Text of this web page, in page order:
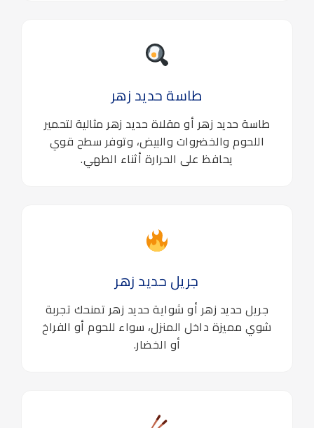
طاسة حديد زهر
طاسة حديد زهر أو مقلاة حديد زهر مثالية لتحمير
اللحوم والخضروات والبيض، وتوفر سطح قوي
يحافظ على الحرارة أثناء الطهي.
جريل حديد زهر
جريل حديد زهر أو شواية حديد زهر تمنحك تجربة
شوي مميزة داخل المنزل، سواء للحوم أو الفراخ
أو الخضار.